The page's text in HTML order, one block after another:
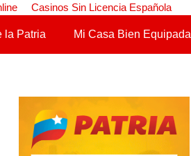
Casinos Sin Licencia Española
la Patria Mi Casa Bien Equipada